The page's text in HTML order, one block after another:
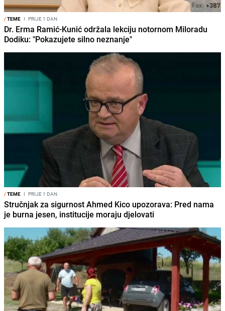
/TEME I PRIJE 1 DAN
Dr. Erma Ramić-Kunić održala lekciju notornom Miloradu
Dodiku: "Pokazujete silno neznanje"
/TEME I PRIJE 1 DAN
Stručnjak za sigurnost Ahmed Kico upozorava: Pred nama
je burna jesen, institucije moraju djelovati